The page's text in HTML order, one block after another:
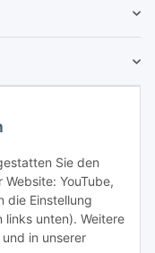
Sie den
YouTube,
die Einstellung
unten). Weitere
und in unserer